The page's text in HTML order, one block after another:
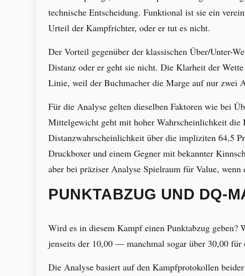
technische Entscheidung. Funktional ist sie ein
Urteil der Kampfrichter, oder er tut es nicht.
Der Vorteil gegenüber der klassischen Über/Unter-
Distanz oder er geht sie nicht. Die Klarheit der
Linie, weil der Buchmacher die Marge auf nur zwei
Für die Analyse gelten dieselben Faktoren wie bei
Mittelgewicht geht mit hoher Wahrscheinlichkeit die
Distanzwahrscheinlichkeit über die impliziten 64,5
Druckboxer und einem Gegner mit bekannter
aber bei präziser Analyse Spielraum für Value,
PUNKTABZUG UND DQ-
Wird es in diesem Kampf einen Punktabzug
jenseits der 10,00 — manchmal sogar über 30,00 für
Die Analyse basiert auf den Kampfprotokollen